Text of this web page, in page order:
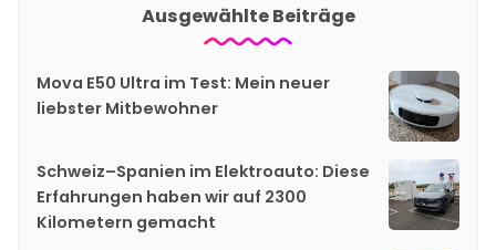
Ausgewählte Beiträge
Mova E50 Ultra im Test: Mein neuer
liebster Mitbewohner
Schweiz–Spanien im Elektroauto: Diese
Erfahrungen haben wir auf 2300
Kilometern gemacht